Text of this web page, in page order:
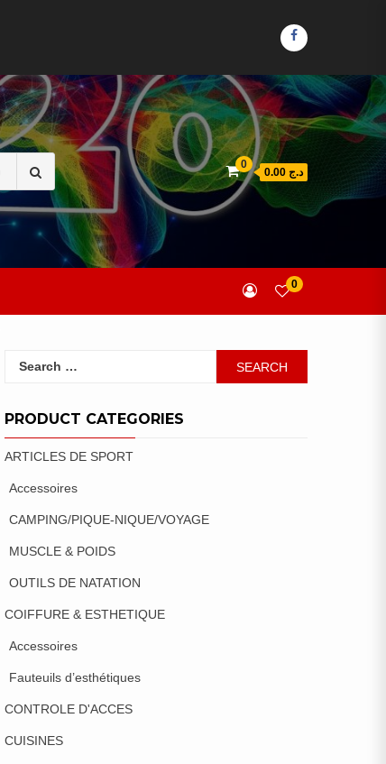
FACEBOOK
for:
0
د.ج 0.00
0
PRODUCT CATEGORIES
ARTICLES DE SPORT
Accessoires
CAMPING/PIQUE-NIQUE/VOYAGE
MUSCLE & POIDS
OUTILS DE NATATION
COIFFURE & ESTHETIQUE
Accessoires
Fauteuils d’esthétiques
CONTROLE D'ACCES
CUISINES